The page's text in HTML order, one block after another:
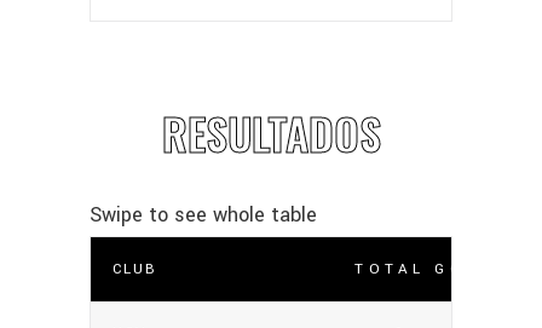
RESULTADOS
CLUB TOTAL GOLES